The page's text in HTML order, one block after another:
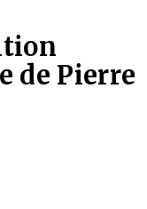
de Pierre